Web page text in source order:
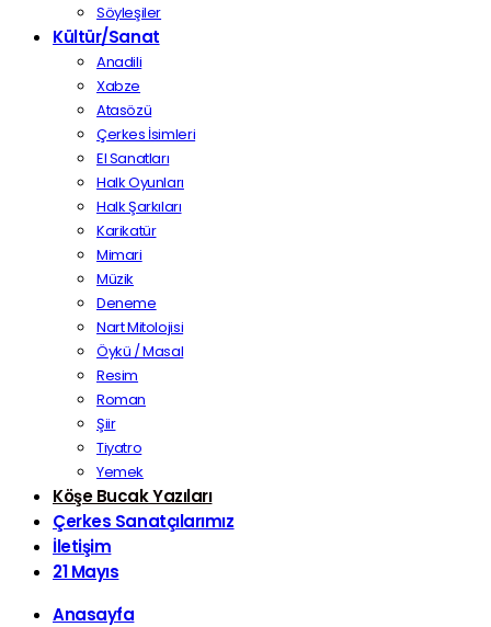
Söyleşiler
Kültür/Sanat
Anadili
Xabze
Atasözü
Çerkes İsimleri
El Sanatları
Halk Oyunları
Halk Şarkıları
Karikatür
Mimari
Müzik
Deneme
Nart Mitolojisi
Öykü / Masal
Resim
Roman
Şiir
Tiyatro
Yemek
Köşe Bucak Yazıları
Çerkes Sanatçılarımız
İletişim
21 Mayıs
Anasayfa